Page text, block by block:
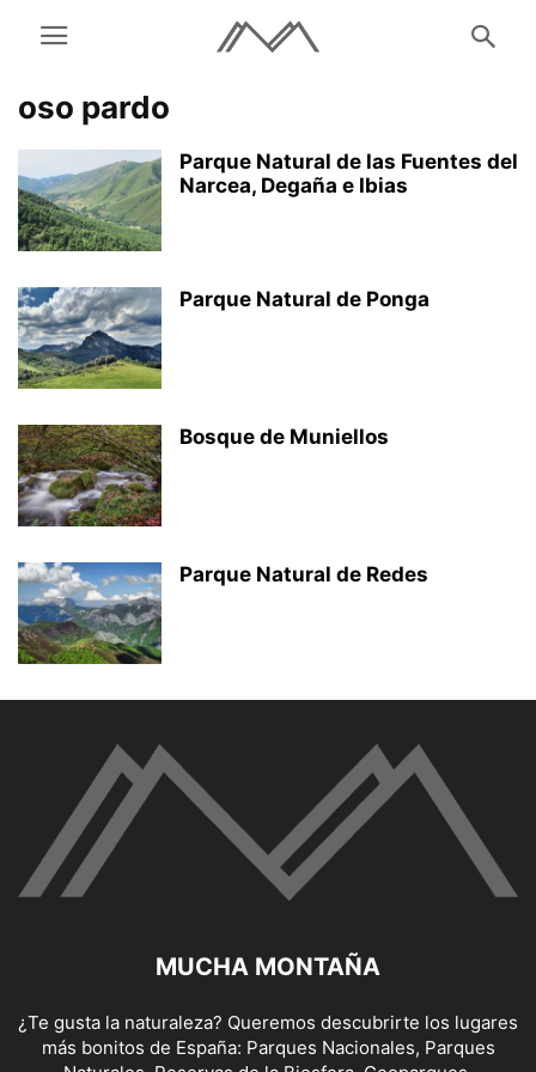
oso pardo
Parque Natural de las Fuentes del
Narcea, Degaña e Ibias
Parque Natural de Ponga
Bosque de Muniellos
Parque Natural de Redes
MUCHA MONTAÑA
¿Te gusta la naturaleza? Queremos descubrirte los lugares
más bonitos de España: Parques Nacionales, Parques